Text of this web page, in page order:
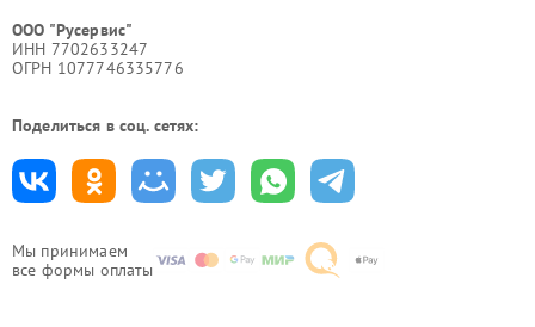
Мы принимаем
все формы оплаты
ООО "Русервис"
ИНН 7702633247
ОГРН 1077746335776
Поделиться в соц. сетях: